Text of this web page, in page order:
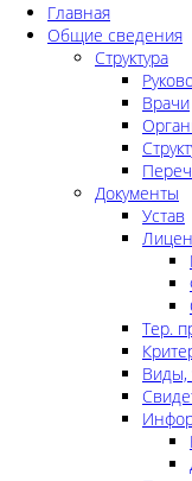
Главная
Общие сведения
Структура
Врачи
Документы
Устав
Тер.
Виды,